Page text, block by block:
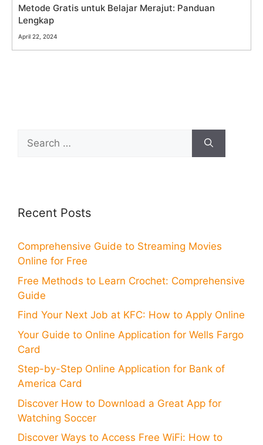
Metode Gratis untuk Belajar Merajut: Panduan
Lengkap
April 22, 2024
Search
for:
Recent Posts
Comprehensive Guide to Streaming Movies
Online for Free
Free Methods to Learn Crochet: Comprehensive
Guide
Find Your Next Job at KFC: How to Apply Online
Your Guide to Online Application for Wells Fargo
Card
Step-by-Step Online Application for Bank of
America Card
Discover How to Download a Great App for
Watching Soccer
Discover Ways to Access Free WiFi: How to